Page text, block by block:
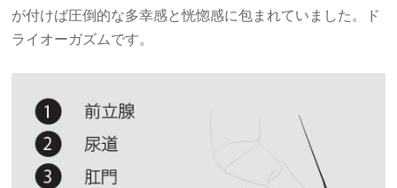
が付けば圧倒的な多幸感と恍惚感に包まれていました。ド
ライオーガズムです。